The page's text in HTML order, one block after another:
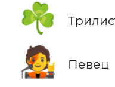
☘️
🧑‍🎤 Певец